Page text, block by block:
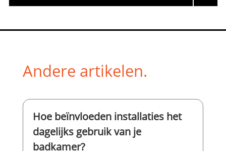
Andere artikelen.
Hoe beïnvloeden installaties het
dagelijks gebruik van je
badkamer?